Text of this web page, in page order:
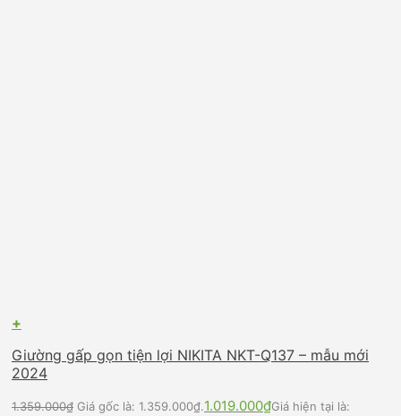
+
Giường gấp gọn tiện lợi NIKITA NKT-Q137 – mẫu mới
2024
1.359.000₫ Giá gốc là: 1.359.000₫.1.019.000₫Giá hiện tại là: